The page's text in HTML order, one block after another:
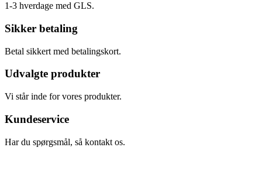
1-3 hverdage med GLS.
Sikker betaling
Betal sikkert med betalingskort.
Udvalgte produkter
Vi står inde for vores produkter.
Kundeservice
Har du spørgsmål, så kontakt os.